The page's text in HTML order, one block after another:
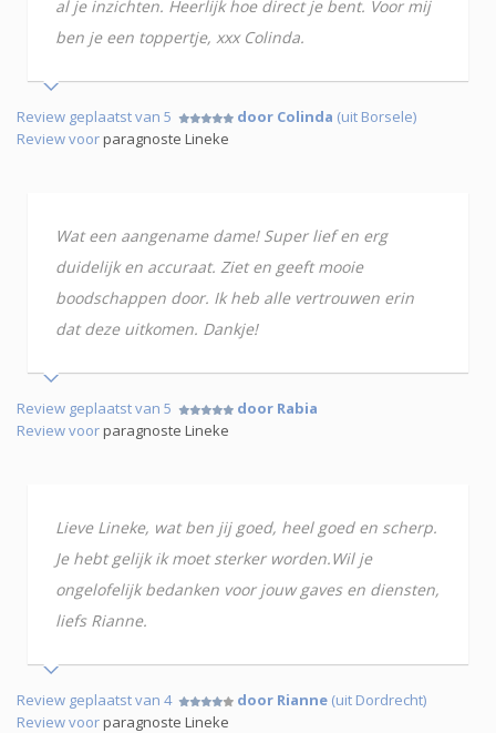
al je inzichten. Heerlijk hoe direct je bent. Voor mij
ben je een toppertje, xxx Colinda.
Review geplaatst van 5 door Colinda (uit Borsele)
Review voorparagnoste Lineke
Wat een aangename dame! Super lief en erg
duidelijk en accuraat. Ziet en geeft mooie
boodschappen door. Ik heb alle vertrouwen erin
dat deze uitkomen. Dankje!
Review geplaatst van 5
door Rabia
Review voorparagnoste Lineke
Lieve Lineke, wat ben jij goed, heel goed en scherp.
Je hebt gelijk ik moet sterker worden.Wil je
ongelofelijk bedanken voor jouw gaves en diensten,
liefs Rianne.
Review geplaatst van 4 door Rianne (uit Dordrecht)
Review voorparagnoste Lineke